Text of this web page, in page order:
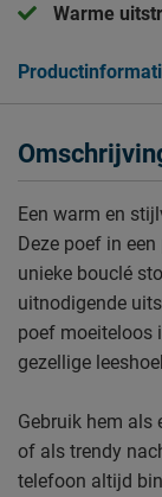
Warme
Een warm en
Deze poef in
unieke bouclé
uitnodigende
poef moeiteloos
gezellige
Gebruik hem
of als trendy
telefoon altijd